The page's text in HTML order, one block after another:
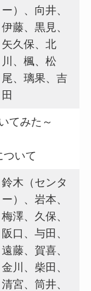
ー）、向井、
伊藤、黒見、
矢久保、北
川、楓、松
尾、璃果、吉
田
てみた～
ついて
鈴木（センタ
ー）、岩本、
梅澤、久保、
阪口、与田、
遠藤、賀喜、
金川、柴田、
清宮、筒井、